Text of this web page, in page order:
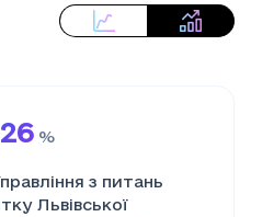
%
з питань
Львівської